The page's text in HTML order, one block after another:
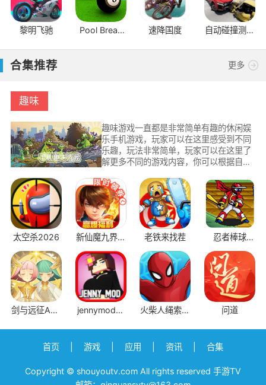
黎明飞驰
Pool Break
速降国度
自动碰撞测试
合集推荐 更多
趣味
趣味游戏一直都是非常简单有趣的休闲娱
乐手机游戏，玩家可以在这里感受到不同
乐趣，玩法非常简单，玩家可以在这里了
解更多不同的游戏内容，你可以根据自己
同的游戏乐趣，小伙伴们可以在这里挑选
各种休闲游戏玩法。
太空杀2026
新仙魔九界互
通版
老铁来找茬
忍者棒球
v2.1.1
剑与远征AFK
jennymod模
火柴人绳索救
问道
首页 游戏 应用 资讯 合集
Copyright © shouyoutv.com All rights reserved 手游TV